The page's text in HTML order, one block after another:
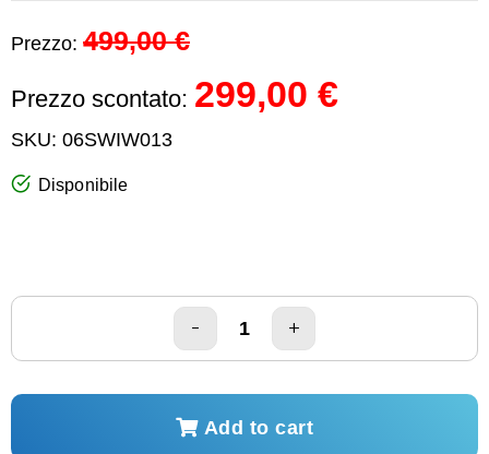
Prezzo: 499,00 €
Prezzo scontato: 299,00 €
SKU: 06SWIW013
Disponibile
Add to cart